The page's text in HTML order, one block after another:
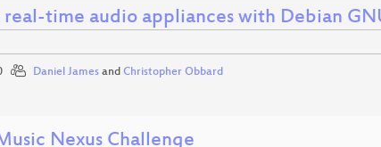
time audio appliances with Debian
Daniel James and Christopher Obbard
Nexus Challenge